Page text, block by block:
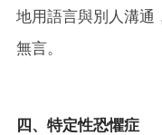
地用語言與別人溝通
無言。
四、特定性恐懼症